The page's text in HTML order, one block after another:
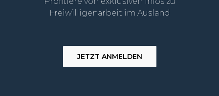
Freiwilligenarbeit im Ausland
JETZT ANMELDEN